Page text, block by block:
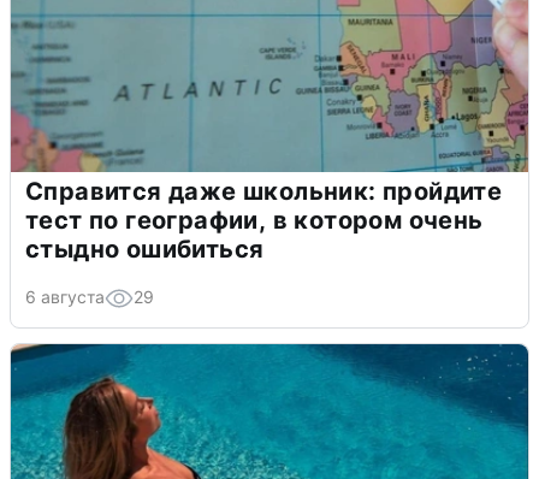
Справится даже школьник: пройдите
тест по географии, в котором очень
стыдно ошибиться
6 августа 29